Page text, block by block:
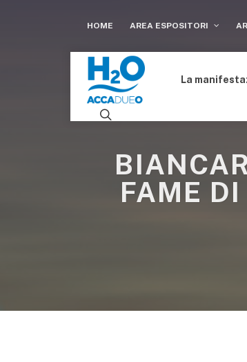
HOME AREA ESPOSITORI
La
FAME